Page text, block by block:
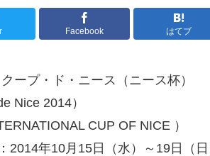
Facebook はてブ
ープ・ド・ニース（ニース杯）
Nice 2014）
CUP OF NICE ）
2014年10月15日（水）～19日（日